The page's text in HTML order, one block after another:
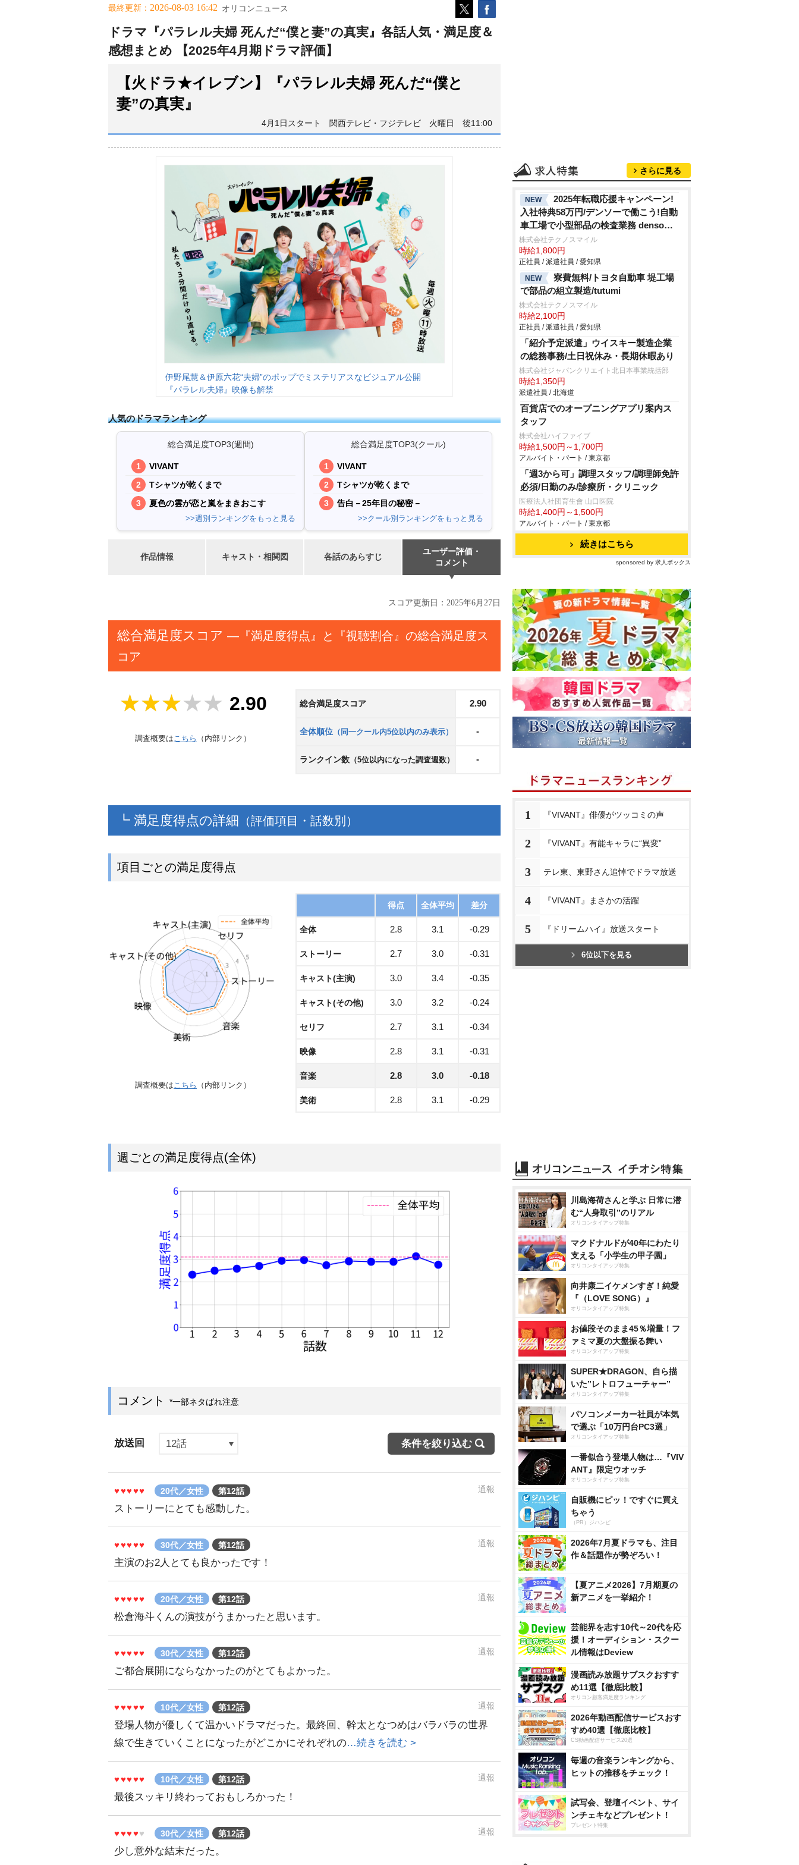
最終更新： 2026-08-03 16:42 オリコンニュース
ドラマ『パラレル夫婦 死んだ“僕と妻”の真実』各話人気・満足度＆
感想まとめ 【2025年4月期ドラマ評価】
【火ドラ★イレブン】『パラレル夫婦 死んだ“僕と
妻”の真実』
4月1日スタート 関西テレビ・フジテレビ 火曜日 後11:00
伊野尾慧＆伊原六花“夫婦”のポップでミステリアスなビジュアル公開
『パラレル夫婦』映像も解禁
人気のドラマランキング
総合満足度TOP3(週間)
VIVANT
Tシャツが乾くまで
夏色の雲が恋と嵐をまきおこす
>>週別ランキングをもっと見る
総合満足度TOP3(クール)
VIVANT
Tシャツが乾くまで
告白－25年目の秘密－
>>クール別ランキングをもっと見る
作品情報 キャスト・相関図 各話のあらすじ
ユーザー評価・
コメント
スコア更新日： 2025年6月27日
総合満足度スコア ―『満足度得点』と『視聴割合』の総合満足度ス
コア
2.90
調査概要はこちら （内部リンク）
総合満足度スコア 2.90
全体順位 （同一クール内5位以内のみ表示） -
ランクイン数 （5位以内になった調査週数） -
┗ 満足度得点の詳細 （評価項目・話数別）
項目ごとの満足度得点
調査概要はこちら （内部リンク）
得点 全体平均 差分
全体 2.8 3.1 -0.29
ストーリー 2.7 3.0 -0.31
キャスト(主演) 3.0 3.4 -0.35
キャスト(その他) 3.0 3.2 -0.24
セリフ 2.7 3.1 -0.34
映像 2.8 3.1 -0.31
音楽 2.8 3.0 -0.18
美術 2.8 3.1 -0.29
週ごとの満足度得点(全体)
コメント *一部ネタばれ注意
放送回 12話 条件を絞り込む
♥♥♥♥♥ 20代／女性 第12話 通報
ストーリーにとても感動した。
♥♥♥♥♥ 30代／女性 第12話 通報
主演のお2人とても良かったです！
♥♥♥♥♥ 20代／女性 第12話 通報
松倉海斗くんの演技がうまかったと思います。
♥♥♥♥♥ 30代／女性 第12話 通報
ご都合展開にならなかったのがとてもよかった。
♥♥♥♥♥ 10代／女性 第12話 通報
登場人物が優しくて温かいドラマだった。最終回、幹太となつめはバラバラの世界
線で生きていくことになったがどこかにそれぞれの…続きを読む >
♥♥♥♥♥ 10代／女性 第12話 通報
最後スッキリ終わっておもしろかった！
♥♥♥♥♥ 30代／女性 第12話 通報
少し意外な結末だった。
さらに見る
NEW
2025年転職応援キャンペーン!
入社特典58万円/デンソーで働こう!自動
車工場で小型部品の検査業務 denso
aichi
株式会社テクノスマイル
時給1,800円
正社員 / 派遣社員 / 愛知県
NEW
寮費無料/トヨタ自動車 堤工場
で部品の組立製造/tutumi
株式会社テクノスマイル
時給2,100円
正社員 / 派遣社員 / 愛知県
「紹介予定派遣」ウイスキー製造企業
の総務事務/土日祝休み・長期休暇あり
株式会社ジャパンクリエイト北日本事業統括部
時給1,350円
派遣社員 / 北海道
百貨店でのオープニングアプリ案内ス
タッフ
株式会社ハイファイブ
時給1,500円～1,700円
アルバイト・パート / 東京都
「週3から可」調理スタッフ/調理師免許
必須/日勤のみ/診療所・クリニック
医療法人社団育生會 山口医院
時給1,400円～1,500円
アルバイト・パート / 東京都
続きはこちら
sponsored by 求人ボックス
1 『VIVANT』俳優がツッコミの声
2 『VIVANT』有能キャラに“異変”
3 テレ東、東野さん追悼でドラマ放送
4 『VIVANT』まさかの活躍
5 『ドリームハイ』放送スタート
6位以下を見る
川島海荷さんと学ぶ 日常に潜
む“人身取引”のリアル
オリコンタイアップ特集
マクドナルドが40年にわたり
支える「小学生の甲子園」
オリコンタイアップ特集
向井康二イケメンすぎ！純愛
『（LOVE SONG）』
オリコンタイアップ特集
お値段そのまま45％増量！フ
ァミマ夏の大盤振る舞い
オリコンタイアップ特集
SUPER★DRAGON、自ら描
いた”レトロフューチャー”
オリコンタイアップ特集
パソコンメーカー社員が本気
で選ぶ「10万円台PC3選」
オリコンタイアップ特集
一番似合う登場人物は…『VIV
ANT』限定ウオッチ
オリコンタイアップ特集
自販機にピッ！ですぐに買え
ちゃう
（PR）ジハンピ
2026年7月夏ドラマも、注目
作＆話題作が勢ぞろい！
【夏アニメ2026】7月期夏の
新アニメを一挙紹介！
芸能界を志す10代～20代を応
援！オーディション・スクー
ル情報はDeview
漫画読み放題サブスクおすす
め11選【徹底比較】
オリコン顧客満足度ランキング
2026年動画配信サービスおす
すめ40選【徹底比較】
CS動画配信サービス20選
毎週の音楽ランキングから、
ヒットの推移をチェック！
試写会、登壇イベント、サイ
ンチェキなどプレゼント！
プレゼント特集